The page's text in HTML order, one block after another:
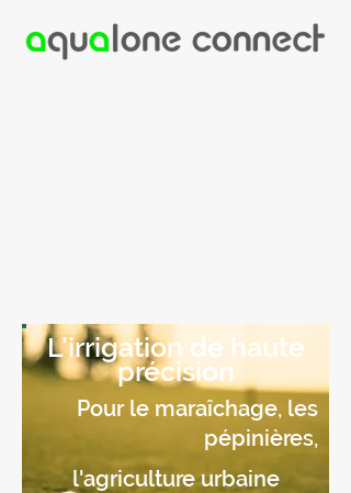
L'irrigation de haute
précision
Pour le maraîchage, les
pépinières,
l'agriculture urbaine